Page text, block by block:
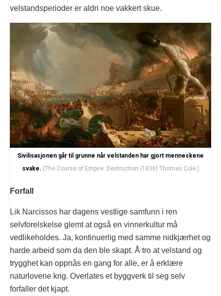
velstandsperioder er aldri noe vakkert skue.
Sivilisasjonen går til grunne når velstanden har gjort menneskene
svake. (The Course of Empire: Destruction (1836) Thomas Cole.)
Forfall
Lik Narcissos har dagens vestlige samfunn i ren
selvforelskelse glemt at også en vinnerkultur må
vedlikeholdes. Ja, kontinuerlig med samme nidkjærhet og
harde arbeid som da den ble skapt. Å tro at velstand og
trygghet kan oppnås en gang for alle, er å erklære
naturlovene krig. Overlates et byggverk til seg selv
forfaller det kjapt.